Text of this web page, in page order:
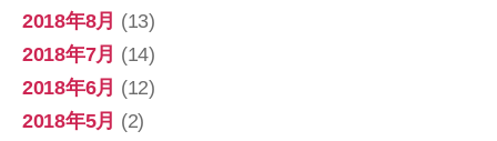
2018年8月 (13)
2018年7月 (14)
2018年6月 (12)
2018年5月 (2)